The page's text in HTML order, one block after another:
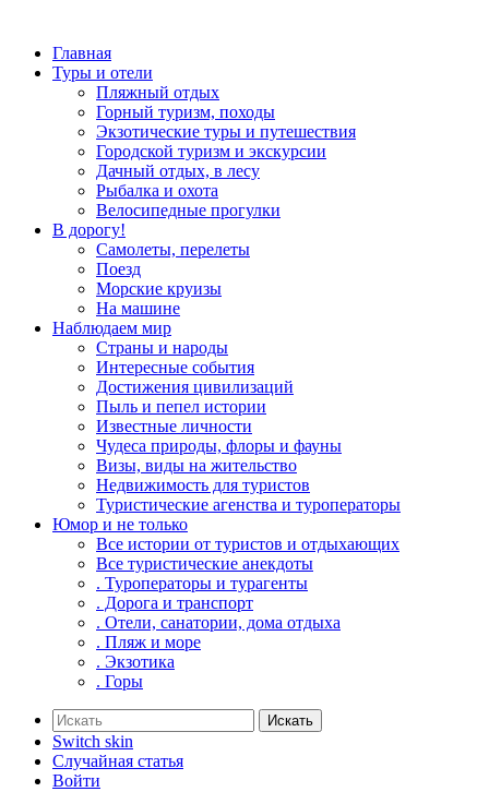
Главная
Туры и отели
Пляжный отдых
Горный туризм, походы
Экзотические туры и путешествия
Городской туризм и экскурсии
Дачный отдых, в лесу
Рыбалка и охота
Велосипедные прогулки
В дорогу!
Самолеты, перелеты
Поезд
Морские круизы
На машине
Наблюдаем мир
Страны и народы
Интересные события
Достижения цивилизаций
Пыль и пепел истории
Известные личности
Чудеса природы, флоры и фауны
Визы, виды на жительство
Недвижимость для туристов
Туристические агенства и туроператоры
Юмор и не только
Все истории от туристов и отдыхающих
Все туристические анекдоты
. Туроператоры и турагенты
. Дорога и транспорт
. Отели, санатории, дома отдыха
. Пляж и море
. Экзотика
. Горы
Искать
Switch skin
Случайная статья
Войти